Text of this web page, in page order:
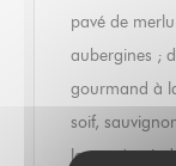
pavé de
aubergines ;
gourmand à
soif,
le verre) et